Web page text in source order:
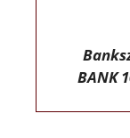
BANK